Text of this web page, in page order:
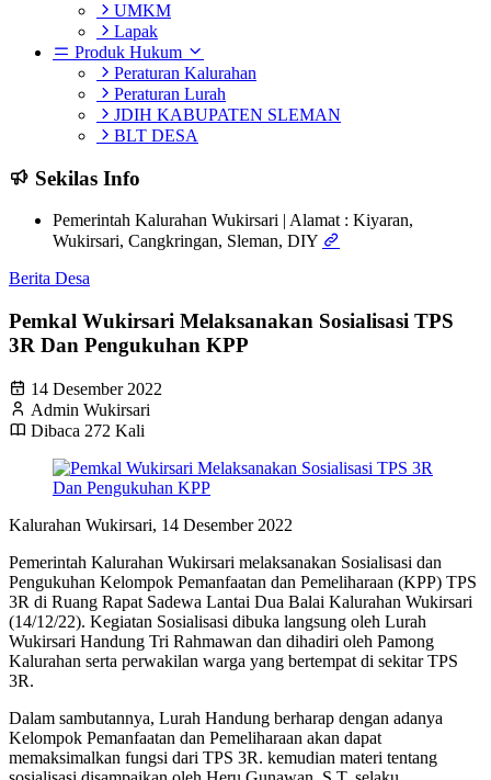
UMKM
Lapak
Produk Hukum
Peraturan Kalurahan
Peraturan Lurah
JDIH KABUPATEN SLEMAN
BLT DESA
Sekilas Info
Pemerintah Kalurahan Wukirsari | Alamat : Kiyaran,
Wukirsari, Cangkringan, Sleman, DIY
Berita Desa
Pemkal Wukirsari Melaksanakan Sosialisasi TPS
3R Dan Pengukuhan KPP
14 Desember 2022
Admin Wukirsari
Dibaca 272 Kali
Kalurahan Wukirsari, 14 Desember 2022
Pemerintah Kalurahan Wukirsari melaksanakan Sosialisasi dan
Pengukuhan Kelompok Pemanfaatan dan Pemeliharaan (KPP) TPS
3R di Ruang Rapat Sadewa Lantai Dua Balai Kalurahan Wukirsari
(14/12/22). Kegiatan Sosialisasi dibuka langsung oleh Lurah
Wukirsari Handung Tri Rahmawan dan dihadiri oleh Pamong
Kalurahan serta perwakilan warga yang bertempat di sekitar TPS
3R.
Dalam sambutannya, Lurah Handung berharap dengan adanya
Kelompok Pemanfaatan dan Pemeliharaan akan dapat
memaksimalkan fungsi dari TPS 3R. kemudian materi tentang